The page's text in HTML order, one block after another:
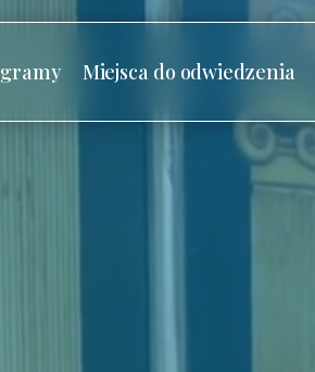
Miejsca do odwiedzenia